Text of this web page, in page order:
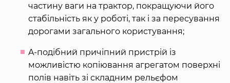
частину ваги на трактор, покращуючи його
стабільність як у роботі, так і за пересування
дорогами загального користування;
A-подібний причіпний пристрій із
можливістю копіювання агрегатом поверхні
полів навіть зі складним рельєфом